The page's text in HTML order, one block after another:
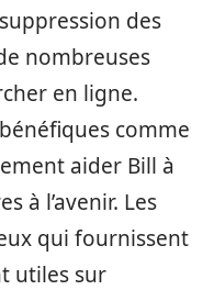
des
nombreuses
en ligne.
comme
aider Bill à
à l’avenir. Les
qui fournissent
utiles sur